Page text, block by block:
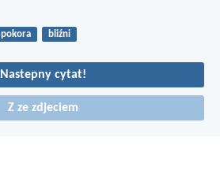
pokora bliźni
Nastepny cytat!
Z ze zdjeciem